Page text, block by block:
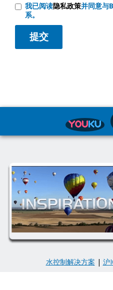
我已阅读隐私政策并同意与
系。
水控制解决方案 | 沪